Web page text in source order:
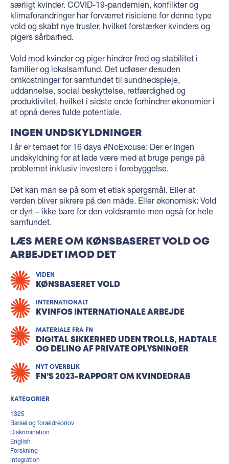
KATEGORIER
1325
Barsel og forældreorlov
Diskrimination
English
Forskning
Integration
særligt kvinder. COVID-19-pandemien, konflikter og
klimaforandringer har forværret risiciene for denne type
vold og skabt nye trusler, hvilket forstærker kvinders og
pigers sårbarhed.⁠
Vold mod kvinder og piger hindrer fred og stabilitet i
familier og lokalsamfund. Det udløser desuden
omkostninger for samfundet til sundhedspleje,
uddannelse, social beskyttelse, retfærdighed og
produktivitet, hvilket i sidste ende forhindrer økonomier i
at opnå deres fulde potentiale.⁠
⁠INGEN UNDSKYLDNINGER
I år er temaet for 16 days #NoExcuse: Der er ingen
undskyldning for at lade være med at bruge penge på
problemet inklusiv investere i forebyggelse.⁠
Det kan man se på som et etisk spørgsmål. Eller at
verden bliver sikrere på den måde. Eller økonomisk: Vold
er dyrt – ikke bare for den voldsramte men også for hele
samfundet.⁠
LÆS MERE OM KØNSBASERET VOLD OG
ARBEJDET IMOD DET
VIDEN
KØNSBASERET VOLD
INTERNATIONALT
KVINFOS INTERNATIONALE ARBEJDE
MATERIALE FRA FN
DIGITAL SIKKERHED UDEN TROLLS, HADTALE
OG DELING AF PRIVATE OPLYSNINGER
NYT OVERBLIK
FN’S 2023-RAPPORT OM KVINDEDRAB